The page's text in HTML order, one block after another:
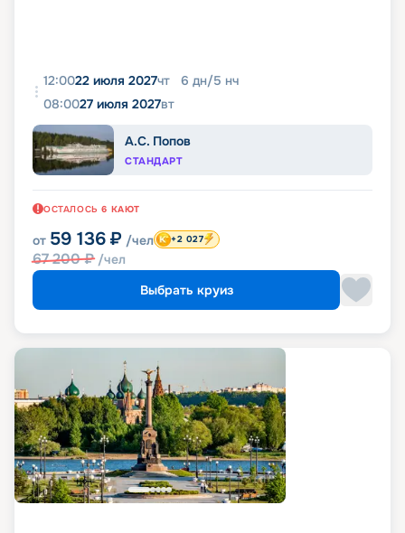
12:0022 июля 2027чт 6 дн/5 нч
08:0027 июля 2027вт
А.С. Попов
СТАНДАРТ
ОСТАЛОСЬ 6 КАЮТ
от 59 136 ₽ /чел
67 200₽ /чел
+2 027
Выбрать круиз